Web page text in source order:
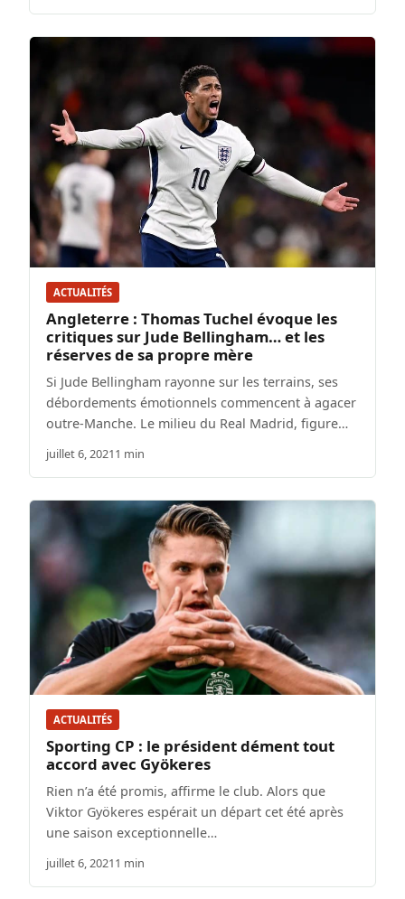
ACTUALITÉS
Angleterre : Thomas Tuchel évoque les
critiques sur Jude Bellingham… et les
réserves de sa propre mère
Si Jude Bellingham rayonne sur les terrains, ses
débordements émotionnels commencent à agacer
outre-Manche. Le milieu du Real Madrid, figure…
juillet 6, 20211 min
ACTUALITÉS
Sporting CP : le président dément tout
accord avec Gyökeres
Rien n’a été promis, affirme le club. Alors que
Viktor Gyökeres espérait un départ cet été après
une saison exceptionnelle…
juillet 6, 20211 min